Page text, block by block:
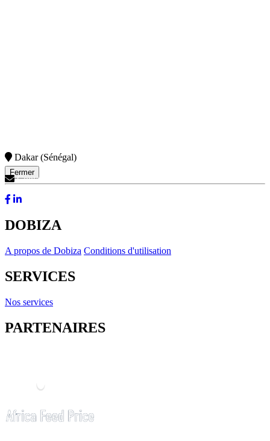
Fermer
Dakar (Sénégal)
Contactez-Nous
DOBIZA
A propos de Dobiza Conditions d'utilisation
SERVICES
Nos services
PARTENAIRES